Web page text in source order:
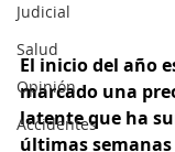
Judicial
Salud
Opinión
Accidentes
El inicio del año
marcado una
latente que ha
últimas